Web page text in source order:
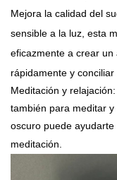
Mejora la calidad del
sensible a la luz, esta
eficazmente a crear
rápidamente y conciliar
Meditación y
también para meditar
oscuro puede
meditación.